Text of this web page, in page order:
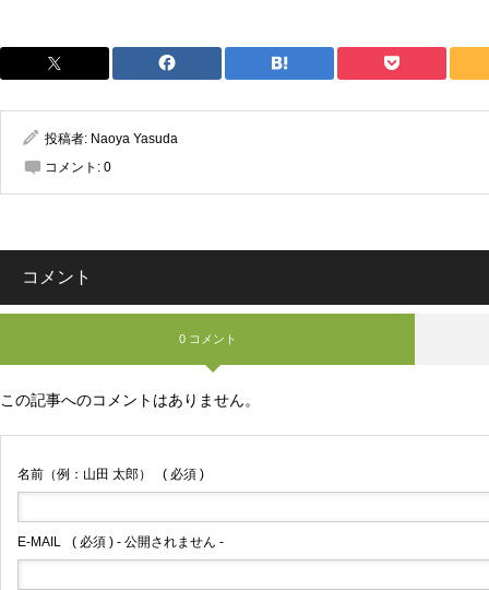
投稿者: Naoya Yasuda
コメント: 0
コメント
0 コメント
この記事へのコメントはありません。
名前（例：山田 太郎） ( 必須 )
E-MAIL ( 必須 ) - 公開されません -